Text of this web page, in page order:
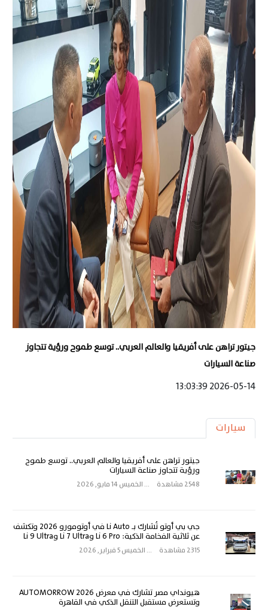
جيتور تراهن على أفريقيا والعالم العربي.. توسع طموح ورؤية تتجاوز
صناعة السيارات
2026-05-14 13:03:39
سيارات
جيتور تراهن على أفريقيا والعالم العربي.. توسع طموح
ورؤية تتجاوز صناعة السيارات
2548 مشاهدة ... الخميس 14 مايو, 2026
جي بي أوتو تُشارك بـ Li Auto في أوتومورو 2026 وتكشف
عن ثلاثية الفخامة الذكية: Li 6 Pro وLi 7 Ultra وLi 9 Ultra
2315 مشاهدة ... الخميس 5 فبراير, 2026
هيونداي مصر تشارك في معرض AUTOMORROW 2026
وتستعرض مستقبل التنقل الذكي في القاهرة